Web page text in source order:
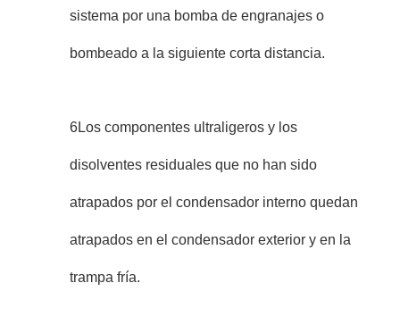
sistema por una bomba de engranajes o
bombeado a la siguiente corta distancia.
6Los componentes ultraligeros y los
disolventes residuales que no han sido
atrapados por el condensador interno quedan
atrapados en el condensador exterior y en la
trampa fría.